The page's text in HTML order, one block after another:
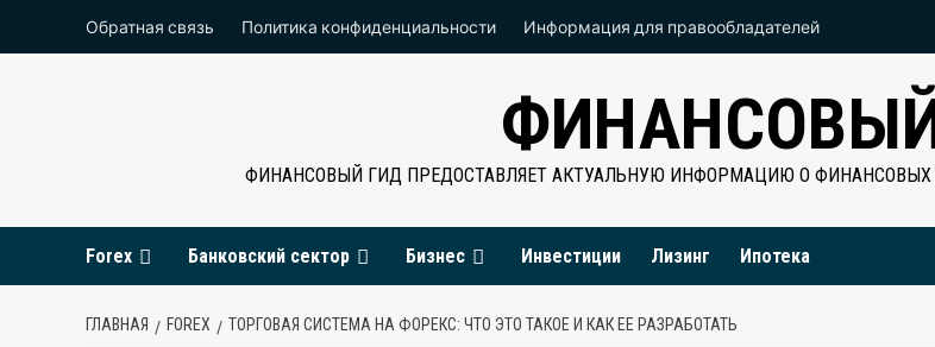
Обратная связь Политика конфиденциальности Информация для правообладателей
ФИНАНСОВЫЙ ГИД ПРЕДОСТАВЛЯЕТ АКТУАЛЬНУЮ ИНФОРМАЦИЮ О ФИНАНСОВЫХ
Forex Банковский сектор Бизнес Инвестиции Лизинг Ипотека
ГЛАВНАЯ FOREX ТОРГОВАЯ СИСТЕМА НА ФОРЕКС: ЧТО ЭТО ТАКОЕ И КАК ЕЕ РАЗРАБОТАТЬ